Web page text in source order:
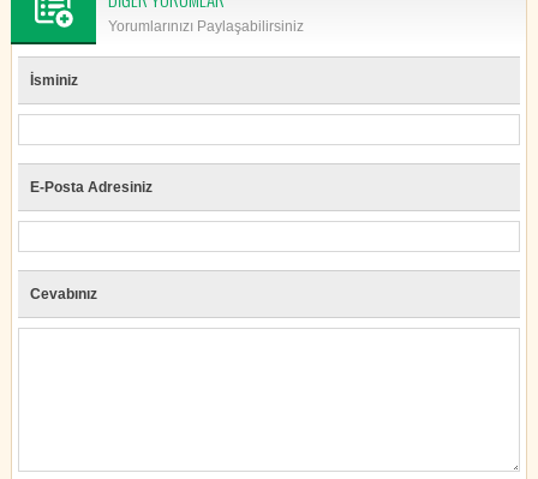
Yorumlarınızı Paylaşabilirsiniz
İsminiz
E-Posta Adresiniz
Cevabınız